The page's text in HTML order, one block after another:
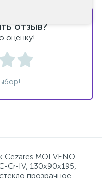
отзыв?
оценку!
Cezares MOLVENO-
Cr-IV, 130х90х195,
прозрачное